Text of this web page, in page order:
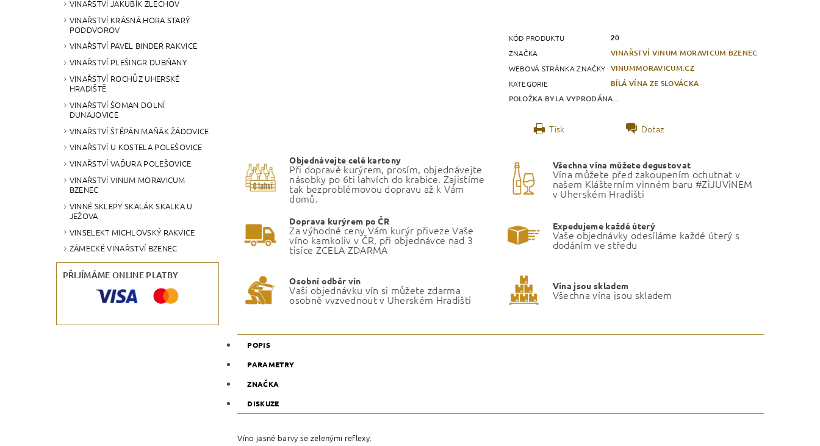
VINAŘSTVÍ JAKUBÍK ZLECHOV
VINAŘSTVÍ KRÁSNÁ HORA STARÝ
PODDVOROV
VINAŘSTVÍ PAVEL BINDER RAKVICE
VINAŘSTVÍ PLEŠINGR DUBŇANY
VINAŘSTVÍ ROCHŮZ UHERSKÉ
HRADIŠTĚ
VINAŘSTVÍ ŠOMAN DOLNÍ
DUNAJOVICE
VINAŘSTVÍ ŠTĚPÁN MAŇÁK ŽÁDOVICE
VINAŘSTVÍ U KOSTELA POLEŠOVICE
VINAŘSTVÍ VAĎURA POLEŠOVICE
VINAŘSTVÍ VINUM MORAVICUM
BZENEC
VINNÉ SKLEPY SKALÁK SKALKA U
JEŽOVA
VINSELEKT MICHLOVSKÝ RAKVICE
ZÁMECKÉ VINAŘSTVÍ BZENEC
PŘIJÍMÁME ONLINE PLATBY
KÓD PRODUKTU 20
ZNAČKA VINAŘSTVÍ VINUM MORAVICUM BZENEC
WEBOVÁ STRÁNKA ZNAČKY VINUMMORAVICUM.CZ
KATEGORIE
BÍLÁ VÍNA ZE SLOVÁCKA
POLOŽKA BYLA VYPRODÁNA...
Tisk Dotaz
Objednávejte celé kartony
Při dopravě kurýrem, prosím, objednávejte
násobky po 6ti lahvích do krabice. Zajistíme
tak bezproblémovou dopravu až k Vám
domů.
Všechna vína můžete degustovat
Vína můžete před zakoupením ochutnat v
našem Klášterním vinném baru #ZiJUViNEM
v Uherském Hradišti
Doprava kurýrem po ČR
Za výhodné ceny Vám kurýr přiveze Vaše
víno kamkoliv v ČR, při objednávce nad 3
tisíce ZCELA ZDARMA
Expedujeme každé úterý
Vaše objednávky odesíláme každé úterý s
dodáním ve středu
Osobní odběr vín
Vaši objednávku vín si můžete zdarma
osobně vyzvednout v Uherském Hradišti
Vína jsou skladem
Všechna vína jsou skladem
POPIS
PARAMETRY
ZNAČKA
DISKUZE
Víno jasné barvy se zelenými reflexy.